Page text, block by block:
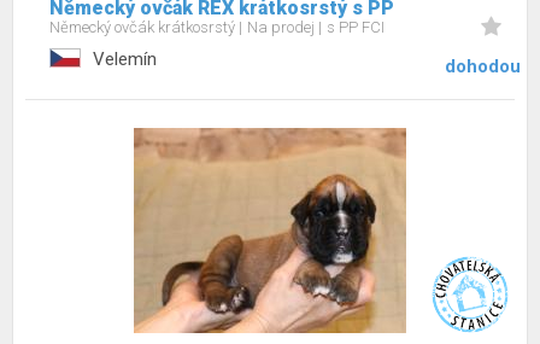
Německý ovčák REX krátkosrstý s PP
Německý ovčák krátkosrstý Na prodej s PP FCI
Velemín dohodou